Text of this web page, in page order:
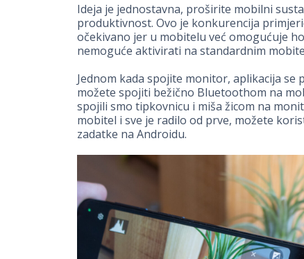
Ideja je jednostavna, proširite mobilni
produktivnost. Ovo je konkurencija
očekivano jer u mobitelu već omogućuje
nemoguće aktivirati na standardnim
Jednom kada spojite monitor, aplikacija
možete spojiti bežično Bluetoothom na
spojili smo tipkovnicu i miša žicom na
mobitel i sve je radilo od prve, možete
zadatke na Androidu.